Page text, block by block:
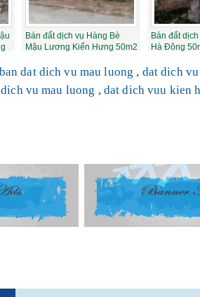
Bán đất dịch vụ Hàng Bè
Mậu Lương Kiến Hưng 50m2
Bán đất
Hà Đông
ban dat dich vu mau luong , dat dich
vu mau luong , dat dich vuu kien